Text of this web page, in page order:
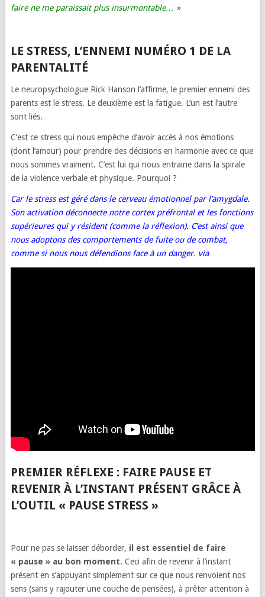
faire ne me paraissait plus insurmontable… »
LE STRESS, L’ENNEMI NUMÉRO 1 DE LA
PARENTALITÉ
Le neuropsychologue Rick Hanson l’affirme, le premier ennemi des
parents est le stress. Le deuxième est la fatigue. L’un est l’autre
sont liés.
C’est ce stress qui nous empêche d’avoir accès à nos émotions
(dont l’amour) pour prendre des décisions en harmonie avec ce que
nous sommes vraiment. C’est lui qui nous entraine dans la spirale
de la violence verbale et physique. Pourquoi ?
Car le stress est géré dans le cerveau émotionnel par l’amygdale.
Son activation déconnecte notre cortex préfrontal et les fonctions
supérieures qui y résident (comme la réflexion). C’est ainsi que
nous adoptons des comportements de fuite ou de combat,
comme si nous nous défendions face à un danger. via
PREMIER RÉFLEXE : FAIRE PAUSE ET
REVENIR À L’INSTANT PRÉSENT GRÂCE À
L’OUTIL « PAUSE STRESS »
Pour ne pas se laisser déborder, il est essentiel de faire
« pause » au bon moment. Ceci afin de revenir à l’instant
présent en s’appuyant simplement sur ce que nous renvoient nos
sens (sans y rajouter une couche de pensées), à prêter attention à